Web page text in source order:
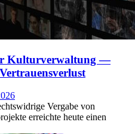
Kulturverwaltung —
Vergabe von
erreichte heute einen